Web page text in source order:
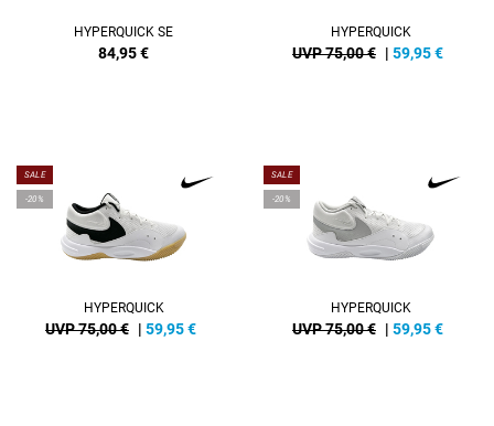
HYPERQUICK SE
84,95€
HYPERQUICK
UVP 75,00 € | 59,95€
SALE
-20%
HYPERQUICK
UVP 75,00 € | 59,95€
SALE
-20%
HYPERQUICK
UVP 75,00 € | 59,95€